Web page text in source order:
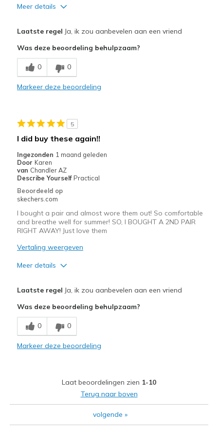
Meer details
Comfortable
Stylish
Travel
Width
Feels true to width
Sizing
View On Shoes
Shoes are for Wearing
Laatste regel Ja, ik zou aanbevelen aan een vriend
Was deze beoordeling behulpzaam?
0 0
Markeer deze beoordeling
5
I did buy these again!!
Ingezonden 1 maand geleden
Door Karen
van Chandler AZ
Describe Yourself Practical
Beoordeeld op
skechers.com
I bought a pair and almost wore them out! So comfortable
and breathe well for summer! SO, I BOUGHT A 2ND PAIR
RIGHT AWAY! Just love them
Vertaling weergeven
Meer details
Breathe Well
Comfortable
Beste toepassingen
Casual Wear
Travel
Laatste regel Ja, ik zou aanbevelen aan een vriend
Was deze beoordeling behulpzaam?
0 0
Markeer deze beoordeling
Laat beoordelingen zien 1-10
Terug naar boven
volgende »